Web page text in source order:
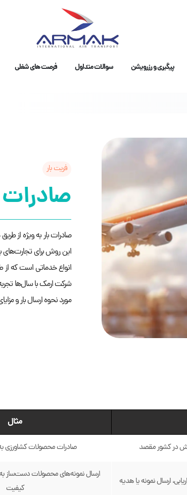
پیگیری و رزرویشن سوالات متداول فرصت های شغلی
فریت بار
صادرات
صادرات بار به‌ ویژه از
این روش برای تجارت‌های
انواع خدماتی است که از
شرکت ارمک با سال‌ها
مورد نحوه ارسال بار و
مثال
در کشور مقصد صادرات محصولات کشاورزی
ارسال نمونه یا هدیه
ارسال نمونه‌های محصولات دست‌ساز
کیفیت